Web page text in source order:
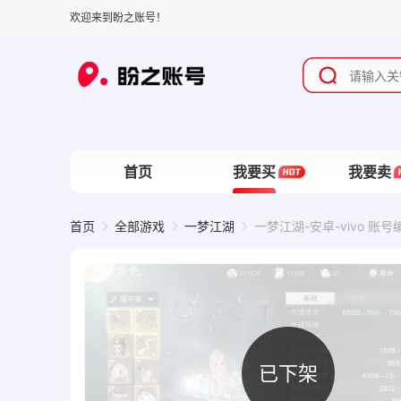
欢迎来到盼之账号！
首页 我要买 我要卖
首页 全部游戏 一梦江湖 一梦江湖-安卓-vivo 账号
已下架